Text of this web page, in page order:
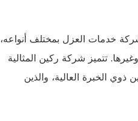
خدمات العزل بمختلف أنواعه،
تتميز شركة ركين المثالية
الخبرة العالية، والذين